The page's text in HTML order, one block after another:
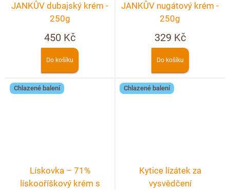
JANKŮV dubajský krém -
250g
450 Kč
Do košíku
JANKŮV nugátový krém -
250g
329 Kč
Do košíku
Chlazené balení
Lískovka – 71%
lískooříškový krém s
Chlazené balení
Kytice lízátek za
vysvědčení